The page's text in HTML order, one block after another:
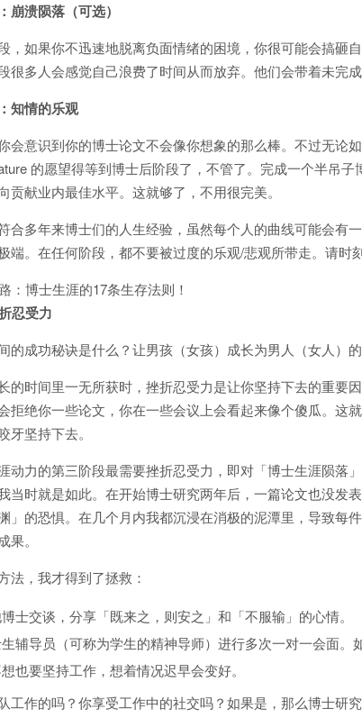
崩溃陨落（可选）
，如果你不迅速地脱离负面情绪的困境，你很可能会搞砸
很多人会感觉自己浪费了时间从而放弃。他们会带着未完
知情的乐观
会意识到你的博士论文不会像你想象的那么棒。不过无论
的愿望得等到博士后阶段了，不管了。完成一个半吊
贡献业内最佳水平。这就够了，不用很完美。
合多年来博士们的人生经验，虽然每个人的曲线可能会有
端。在任何阶段，都不要被过度的乐观/悲观所带走。请时
忍受力
的成功秘诀是什么？让男孩（女孩）成长为男人（女人）
的时间里一无所获时，挫折忍受力是让你坚持下去的重要
拒绝你一些论文，你在一些会议上会看起来像个傻瓜。这
牙坚持下去。
动力的第三阶段最需要挫折忍受力，即对「博士生涯陨落
当时就是如此。在开始博士研究两年后，一篇论文也没发
」的恐惧。在几个月内我都沉浸在消极的泥潭里，导致每
。
法，我才得到了拯救：
士交谈，分享「既来之，则安之」和「不服输」的心情。
辅导员（可称为学生的精神导师）进行多次一对一会面。
也要坚持工作，想着情况迟早会变好。
工作的吗？你享受工作中的社交吗？如果是，那么博士研究